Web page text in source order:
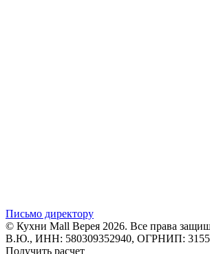
Письмо директору
© Кухни Mall Верея 2026. Все права
В.Ю., ИНН: 580309352940, ОГРНИП:
Получить расчет